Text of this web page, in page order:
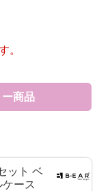
。
商品
ット ベ
ース